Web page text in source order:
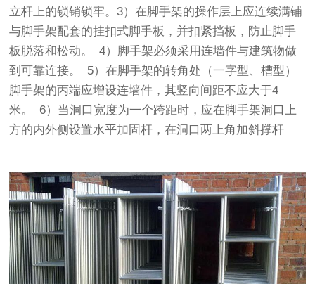
立杆上的锁销锁牢。3）在脚手架的操作层上应连续满铺
与脚手架配套的挂扣式脚手板，并扣紧挡板，防止脚手
板脱落和松动。 4）脚手架必须采用连墙件与建筑物做
到可靠连接。 5）在脚手架的转角处（一字型、槽型）
脚手架的丙端应增设连墙件，其竖向间距不应大于4
米。 6）当洞口宽度为一个跨距时，应在脚手架洞口上
方的内外侧设置水平加固杆，在洞口两上角加斜撑杆